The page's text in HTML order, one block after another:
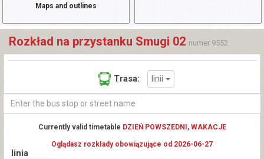
Maps and outlines
Rozkład na przystanku Smugi 02 numer 9552
Trasa: linii
Currently valid timetable DZIEŃ POWSZEDNI, WAKACJE
Oglądasz rozkłady obowiązujące od 2026-06-27
linia